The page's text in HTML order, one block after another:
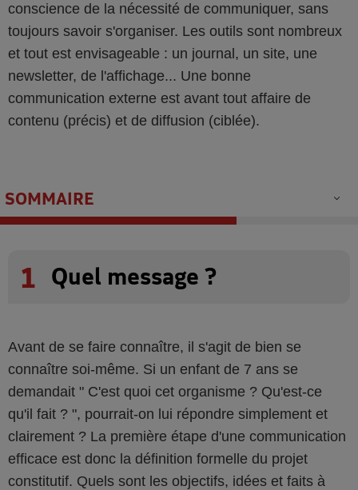
conscience de la nécessité de communiquer, sans
toujours savoir s'organiser. Les outils sont nombreux
et tout est envisageable : un journal, un site, une
newsletter, de l'affichage... Une bonne
communication externe est avant tout affaire de
contenu (précis) et de diffusion (ciblée).
SOMMAIRE
1 Quel message ?
Avant de se faire connaître, il s'agit de bien se
connaître soi-même. Si un enfant de 7 ans se
demandait " C'est quoi cet organisme ? Qu'est-ce
qu'il fait ? ", pourrait-on lui répondre simplement et
clairement ? La première étape d'une communication
efficace est donc la définition formelle du projet
constitutif. Quels sont les objectifs, idées et faits à